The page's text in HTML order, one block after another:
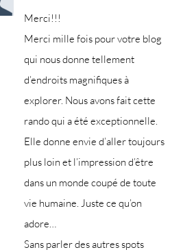
Merci!!!
Merci mille fois pour votre blog
qui nous donne tellement
d’endroits magnifiques à
explorer. Nous avons fait cette
rando qui a été exceptionnelle.
Elle donne envie d’aller toujours
plus loin et l’impression d’être
dans un monde coupé de toute
vie humaine. Juste ce qu’on
adore…
Sans parler des autres spots